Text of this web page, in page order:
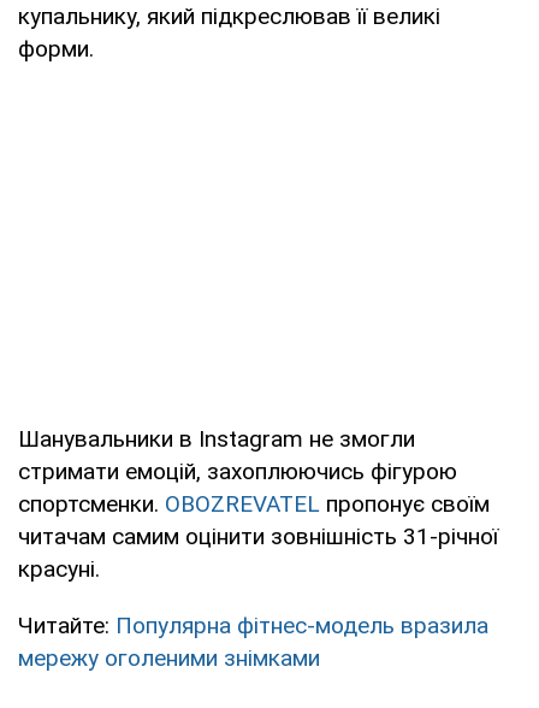
купальнику, який підкреслював її великі
форми.
Шанувальники в Instagram не змогли
стримати емоцій, захоплюючись фігурою
спортсменки. OBOZREVATEL пропонує своїм
читачам самим оцінити зовнішність 31-річної
красуні.
Читайте: Популярна фітнес-модель вразила
мережу оголеними знімками